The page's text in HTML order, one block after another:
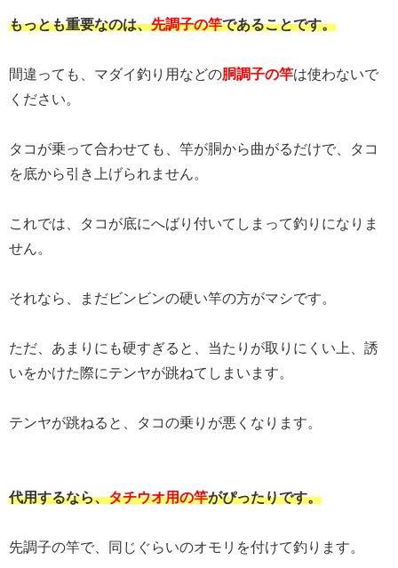
もっとも重要なのは、先調子の竿であることです。
間違っても、マダイ釣り用などの胴調子の竿は使わないで
ください。
タコが乗って合わせても、竿が胴から曲がるだけで、タコ
を底から引き上げられません。
これでは、タコが底にへばり付いてしまって釣りになりま
せん。
それなら、まだビンビンの硬い竿の方がマシです。
ただ、あまりにも硬すぎると、当たりが取りにくい上、誘
いをかけた際にテンヤが跳ねてしまいます。
テンヤが跳ねると、タコの乗りが悪くなります。
代用するなら、タチウオ用の竿がぴったりです。
先調子の竿で、同じぐらいのオモリを付けて釣ります。